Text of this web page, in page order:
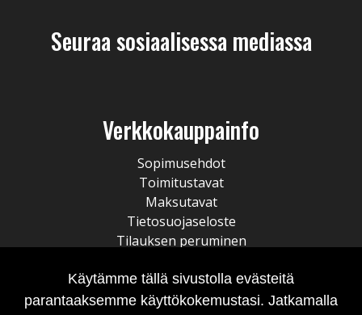
Seuraa sosiaalisessa mediassa
Verkkokauppainfo
Sopimusehdot
Toimitustavat
Maksutavat
Tietosuojaseloste
Tilauksen peruminen
Käytämme tällä sivustolla evästeitä
parantaaksemme käyttökokemustasi. Jatkamalla